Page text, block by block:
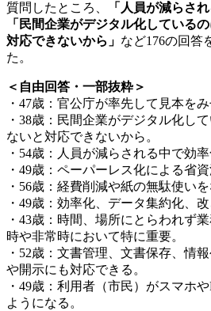
質問したところ、
「人員が減らさ
「民間企業がデジタル化している
対応できないから」 など176の回答
た。
＜自由回答・一部抜粋＞
・47歳：官公庁が率先して見本を
・38歳：民間企業がデジタル化し
ないと対応できないから。
・54歳：人員が減らされる中で効率
・49歳：ペーパーレス化による省資
・56歳：経費削減や紙の無駄使いを
・49歳：効率化、データ集約化、改
・43歳：時間、場所にとらわれず
時や非常時において特に重要。
・52歳：文書管理、文書保存、情
や開示にも対応できる。
・49歳：利用者（市民）がスマホ
ようになる。